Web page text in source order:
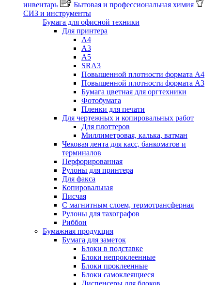
инвентарь
Бытовая и профессиональная химия
СИЗ и инструменты
Бумага для офисной техники
Для принтера
А4
А3
А5
SRA3
Повышенной плотности формата А4
Повышенной плотности формата А3
Бумага цветная для оргтехники
Фотобумага
Пленки для печати
Для чертежных и копировальных работ
Для плоттеров
Миллиметровая, калька, ватман
Чековая лента для касс, банкоматов и
терминалов
Перфорированная
Рулоны для принтера
Для факса
Копировальная
Писчая
С магнитным слоем, термотрансферная
Рулоны для тахографов
Риббон
Бумажная продукция
Бумага для заметок
Блоки в подставке
Блоки непроклеенные
Блоки проклеенные
Блоки самоклеящиеся